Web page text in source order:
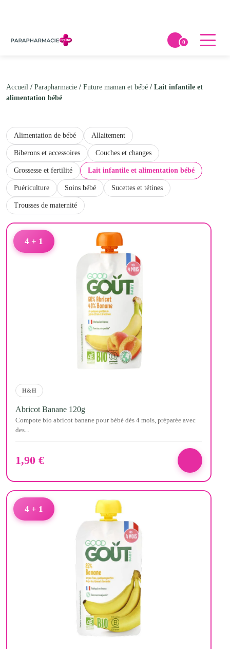
0
Accueil/ Parapharmacie/ Future maman et bébé/ Lait infantile et
alimentation bébé
Alimentation de bébé Allaitement
Biberons et accessoires Couches et changes
Grossesse et fertilité Lait infantile et alimentation bébé
Puériculture Soins bébé Sucettes et tétines
Trousses de maternité
4 + 1
H&H
Abricot Banane 120g
Compote bio abricot banane pour bébé dès 4 mois, préparée avec
des...
1,90 €
4 + 1